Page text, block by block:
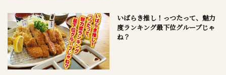
いばらき推し！っつたって、魅力
度ランキング最下位グループじゃ
ね？